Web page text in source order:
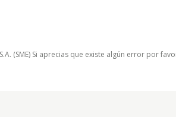
(SME) Si aprecias que existe algún error por